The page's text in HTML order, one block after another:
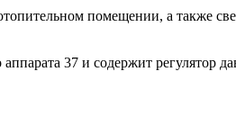
помещении, а также
37 и содержит регулятор